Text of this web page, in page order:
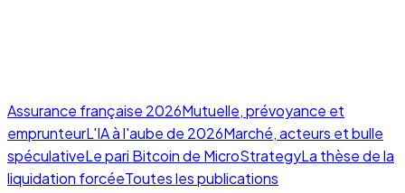
Assurance française 2026Mutuelle, prévoyance et
emprunteurL'IA à l'aube de 2026Marché, acteurs et bulle
spéculativeLe pari Bitcoin de MicroStrategyLa thèse de la
liquidation forcéeToutes les publications